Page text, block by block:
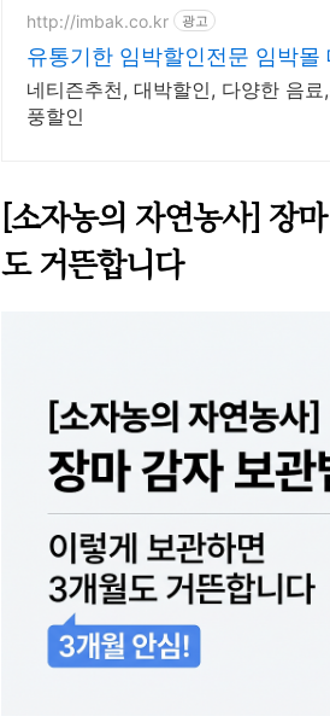
http://imbak.co.kr 광고
유통기한 임박할인전문 임박몰
박쇼핑몰
네티즌추천, 대박할인, 다양한 음
풍할인
[소자농의 자연농사] 장
도 거뜬합니다